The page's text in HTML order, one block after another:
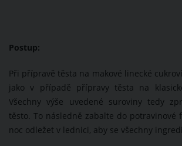
Postup:
Při přípravě těsta na makové linecké
jako v případě přípravy těsta na
Všechny výše uvedené suroviny tedy
těsto. To následně zabalte do potravinové
noc odležet v lednici, aby se všechny